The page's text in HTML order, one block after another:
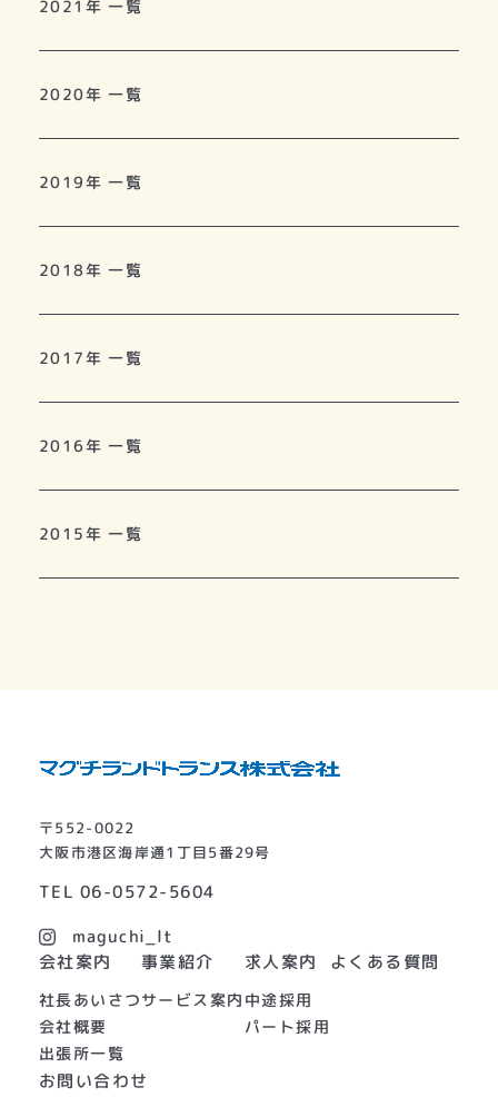
2021年 一覧
2020年 一覧
2019年 一覧
2018年 一覧
2017年 一覧
2016年 一覧
2015年 一覧
〒552-0022
大阪市港区海岸通1丁目5番29号
TEL06-0572-5604
maguchi_lt
会社案内
社長あいさつ
会社概要
出張所一覧
事業紹介
サービス案内
求人案内
中途採用
パート採用
よくある質問
お問い合わせ